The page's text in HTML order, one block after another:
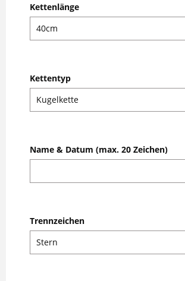
Kettenlänge
Kettentyp
Name & Datum (max. 20 Zeichen)
Trennzeichen